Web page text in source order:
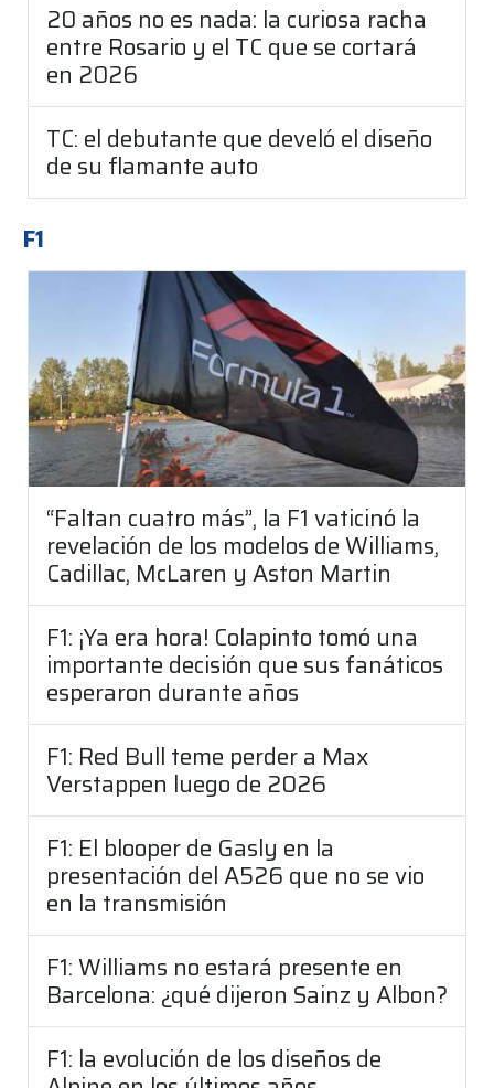
20 años no es nada: la curiosa racha
entre Rosario y el TC que se cortará
en 2026
TC: el debutante que develó el diseño
de su flamante auto
F1
“Faltan cuatro más”, la F1 vaticinó la
revelación de los modelos de Williams,
Cadillac, McLaren y Aston Martin
F1: ¡Ya era hora! Colapinto tomó una
importante decisión que sus fanáticos
esperaron durante años
F1: Red Bull teme perder a Max
Verstappen luego de 2026
F1: El blooper de Gasly en la
presentación del A526 que no se vio
en la transmisión
F1: Williams no estará presente en
Barcelona: ¿qué dijeron Sainz y Albon?
F1: la evolución de los diseños de